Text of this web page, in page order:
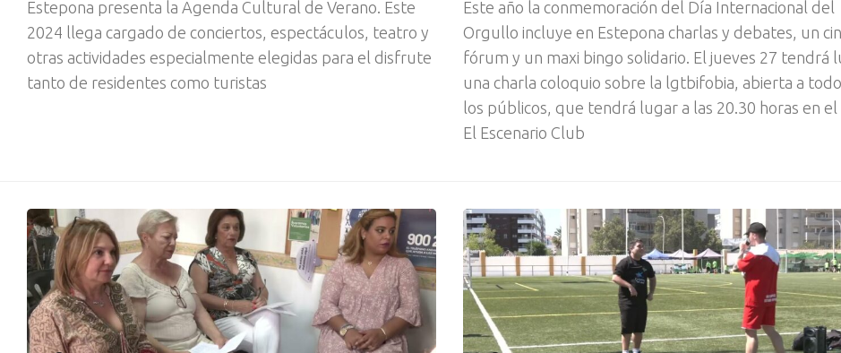
Estepona presenta la Agenda Cultural de Verano. Este
2024 llega cargado de conciertos, espectáculos, teatro y
otras actividades especialmente elegidas para el disfrute
tanto de residentes como turistas
Este año la conmemoración del Día Internacional del
Orgullo incluye en Estepona charlas y debates, un
fórum y un maxi bingo solidario. El jueves 27 tendrá
una charla coloquio sobre la lgtbifobia, abierta a
los públicos, que tendrá lugar a las 20.30 horas en
El Escenario Club